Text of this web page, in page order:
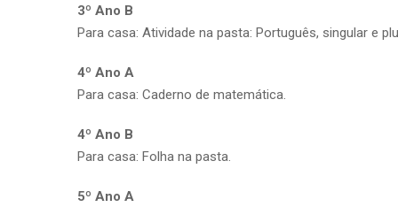
3º Ano B
Para casa: Atividade na pasta: Português, singular e
4º Ano A
Para casa: Caderno de matemática.
4º Ano B
Para casa: Folha na pasta.
5º Ano A